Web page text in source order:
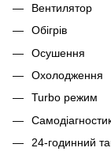
Вентилятор
Обігрів
Осушення
Охолодження
Turbo режим
24-годинний